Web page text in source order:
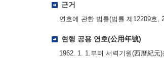
근거
연호에 관한 법률(법률 제12209호,
현행 공용 연호(公用年號)
1962. 1. 1.부터 서력기원(西曆紀元)